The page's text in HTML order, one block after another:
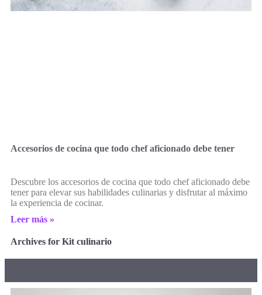
Accesorios de cocina que todo chef aficionado debe tener
Descubre los accesorios de cocina que todo chef aficionado debe
tener para elevar sus habilidades culinarias y disfrutar al máximo
la experiencia de cocinar.
Leer más »
Archives for Kit culinario